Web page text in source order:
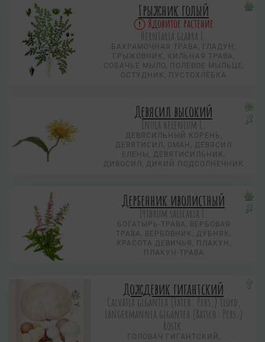
Грыжник голый
Ядовитое растение
Herniaria glabra L.
БАХРАМОЧНАЯ ТРАВА, ГЛАДУН,
ГРЫЖОВНИК, КИЛЬНАЯ ТРАВА,
СОБАЧЬЕ МЫЛО, ПОЛЕВОЕ МЫЛЬЦЕ,
ОСТУДНИК, ПУСТОХЛЁБКА
Девясил высокий
Inula helenium L.
ДЕВЯСИЛЬНЫЙ КОРЕНЬ,
ДЕВЯТИСИЛ, ОМАН, ДЕВЯСИЛ
ЕЛЕНЫ, ДЕВЯТИСИЛЬНИК,
ДИВОСИЛ, ДИКИЙ ПОДСОЛНЕЧНИК
Дербенник иволистный
Lythrum salicaria L.
БОГАТЫРЬ-ТРАВА, ВЕРБОВАЯ
ТРАВА, ВЕРБОВНИК, ДУБНЯК,
КРАСОТА ДЕВИЧЬЯ, ПЛАКУН,
ПЛАКУН-ТРАВА
Дождевик гигантский
Calvatia gigantea (Fateh: Pers.) Lloyd,
Langermannia gigantea (Batsch: Pers.)
Rostk.
ГОЛОВАЧ ГИГАНТСКИЙ,